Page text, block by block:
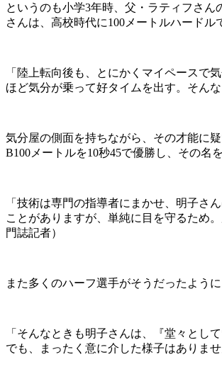
というのも小学3年時、父・ラティフさ
さんは、高校時代に100メートルハードル
「陸上転向後も、とにかくマイペースで
ほど気分が乗って好タイムを出す。そん
気分屋の側面を持ちながら、その才能に
B100メートルを10秒45で優勝し、その名
「技術は専門の指導者にまかせ、明子さ
ことがありますが、単純に目を守るため
門誌記者）
また多くのハーフ選手がそうだったよう
「そんなときも明子さんは、『堂々とし
でも、まったく意に介した様子はありま